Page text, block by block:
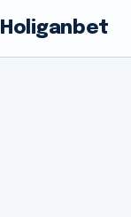
Holiganbet